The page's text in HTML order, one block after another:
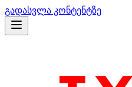
გადასვლა კონტენტზე